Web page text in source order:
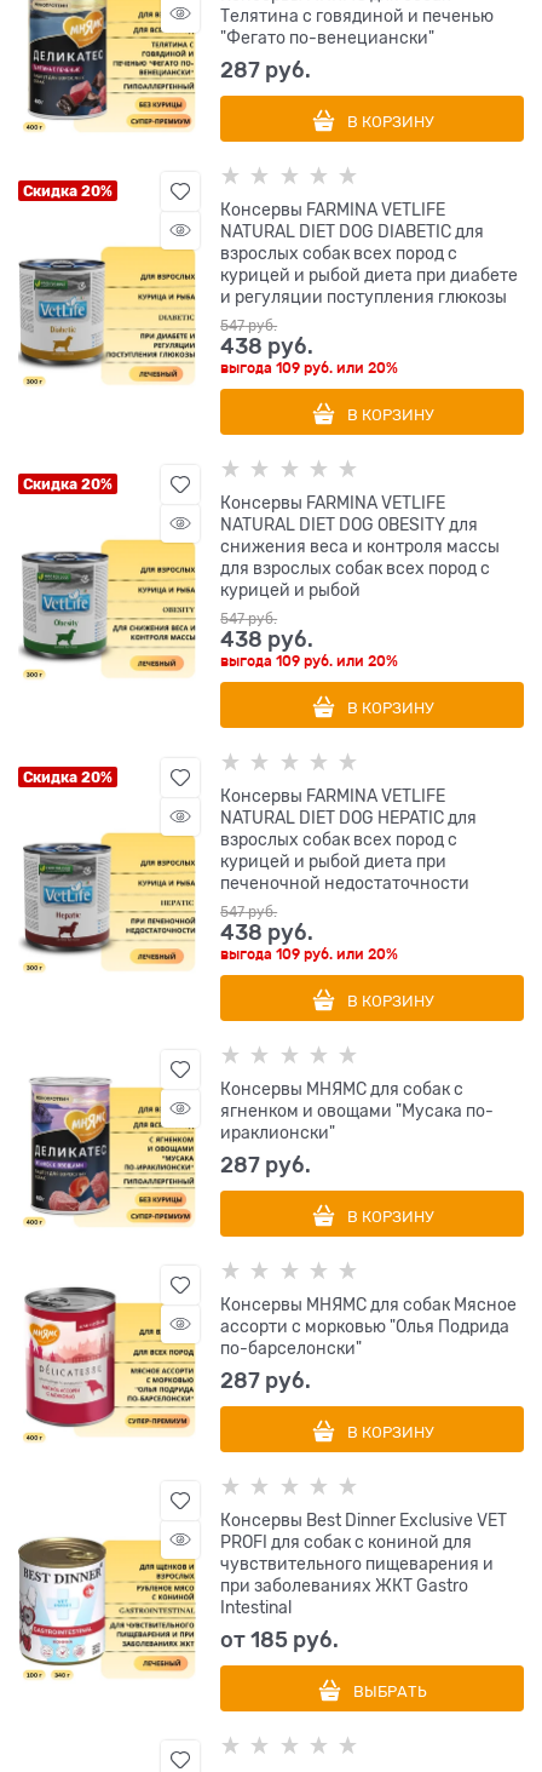
Телятина с говядиной и печенью
"Фегато по-венециански"
287 руб.
В КОРЗИНУ
Скидка 20%
Консервы FARMINA VETLIFE
NATURAL DIET DOG DIABETIC для
взрослых собак всех пород с
курицей и рыбой диета при диабете
и регуляции поступления глюкозы
547 руб.
438 руб.
выгода109 руб. или20%
В КОРЗИНУ
Скидка 20%
Консервы FARMINA VETLIFE
NATURAL DIET DOG OBESITY для
снижения веса и контроля массы
для взрослых собак всех пород с
курицей и рыбой
547 руб.
438 руб.
выгода109 руб. или20%
В КОРЗИНУ
Скидка 20%
Консервы FARMINA VETLIFE
NATURAL DIET DOG HEPATIC для
взрослых собак всех пород с
курицей и рыбой диета при
печеночной недостаточности
547 руб.
438 руб.
выгода109 руб. или20%
В КОРЗИНУ
Консервы МНЯМС для собак с
ягненком и овощами "Мусака по-
ираклионски"
287 руб.
В КОРЗИНУ
Консервы МНЯМС для собак Мясное
ассорти с морковью "Олья Подрида
по-барселонски"
287 руб.
В КОРЗИНУ
Консервы Best Dinner Exclusive VET
PROFI для собак с кониной для
чувствительного пищеварения и
при заболеваниях ЖКТ Gastro
Intestinal
от185 руб.
ВЫБРАТЬ